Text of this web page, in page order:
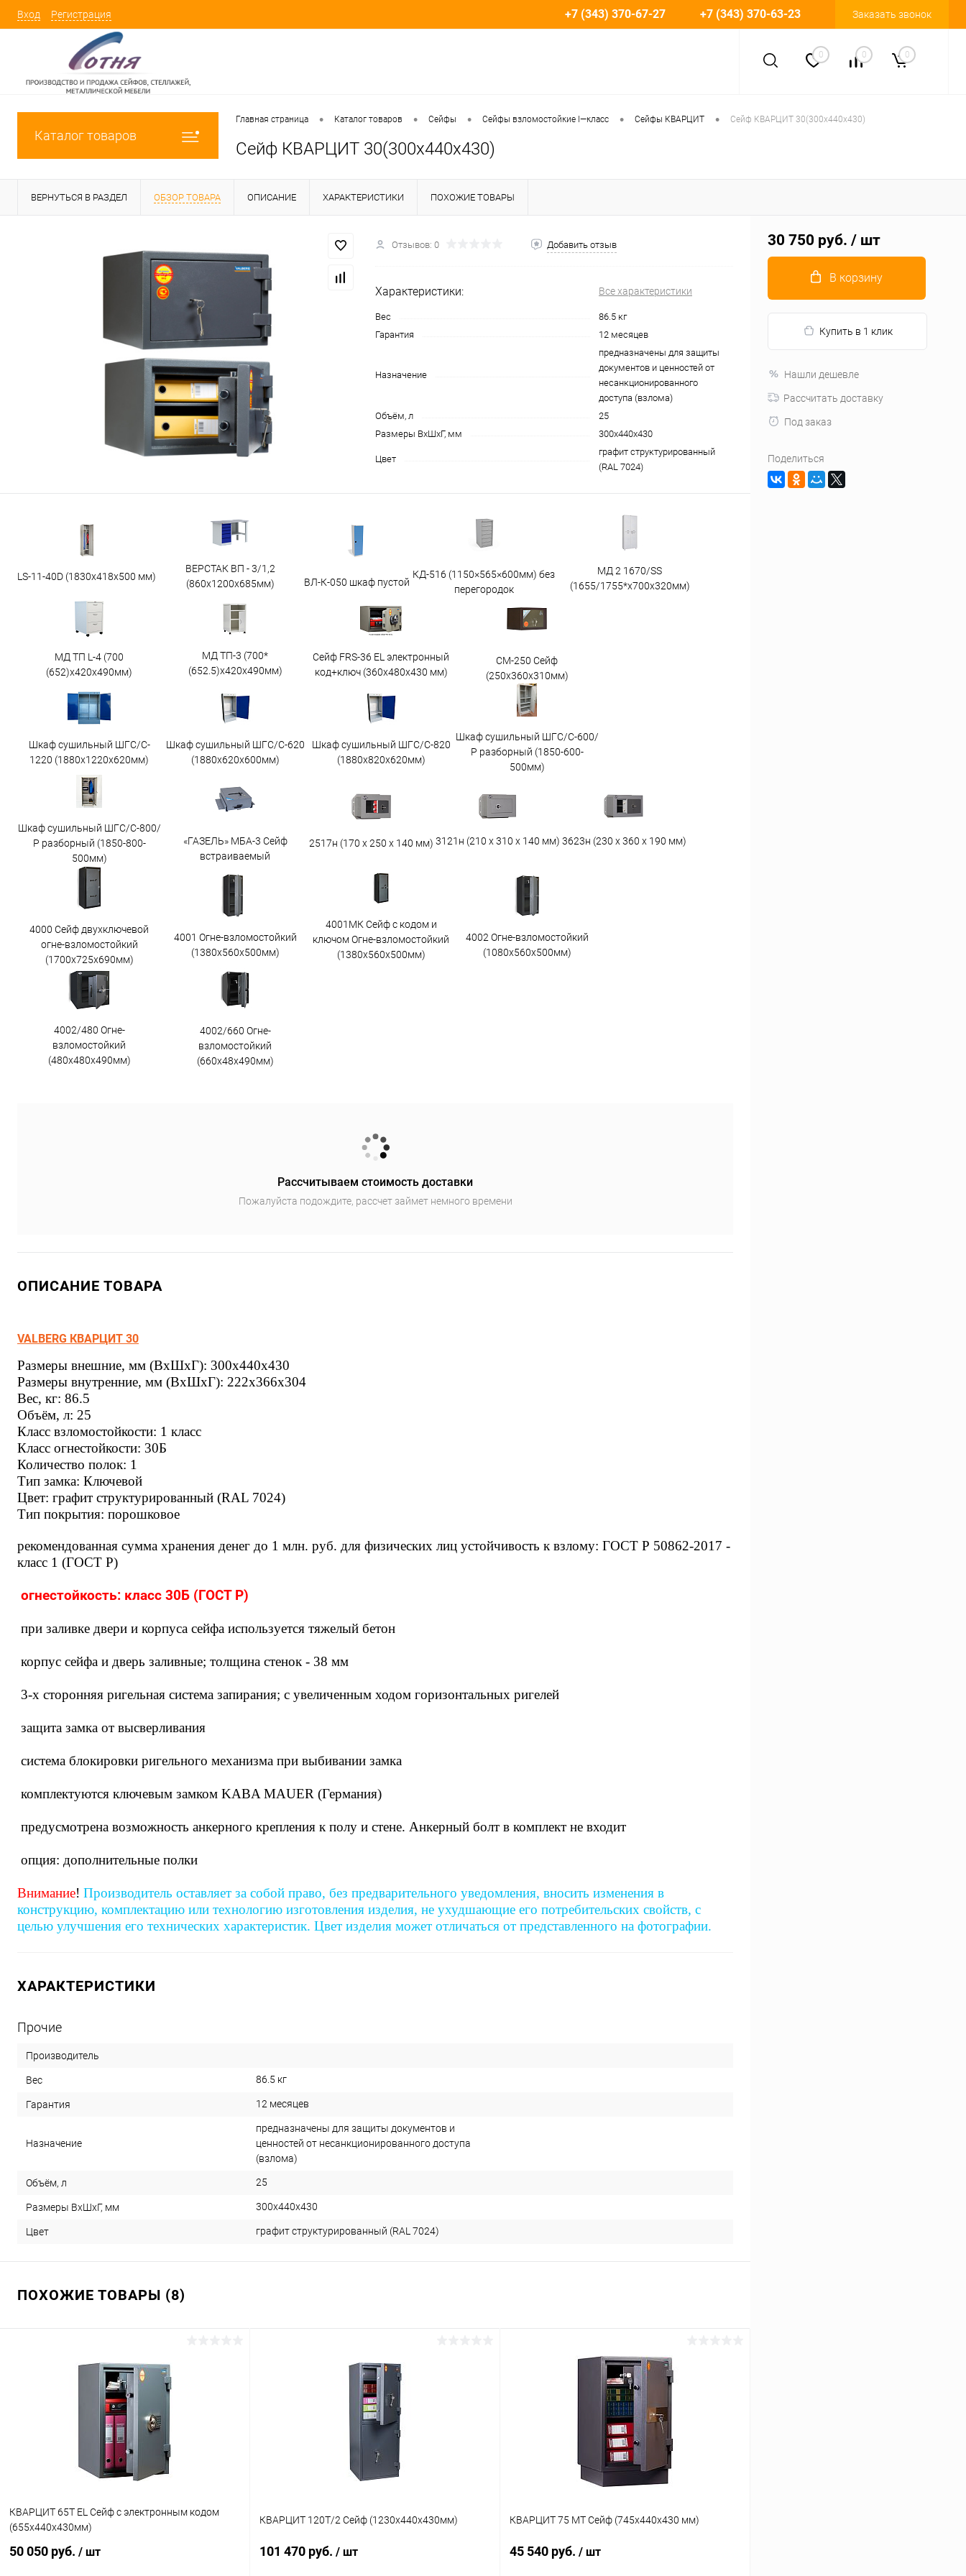
Вход Регистрация +7 (343) 370-67-27 +7 (343) 370-63-23 Заказать звонок
0 0 0
Каталог товаров
Главная страница • Каталог товаров • Сейфы • Сейфы взломостойкие I—класс • Сейфы КВАРЦИТ • Сейф КВАРЦИТ 30(300x440x430)
Сейф КВАРЦИТ 30(300x440x430)
ВЕРНУТЬСЯ В РАЗДЕЛ ОБЗОР ТОВАРА ОПИСАНИЕ ХАРАКТЕРИСТИКИ ПОХОЖИЕ ТОВАРЫ
Отзывов: 0 Добавить отзыв
Характеристики: Все характеристики
Вес
86.5 кг
Гарантия
12 месяцев
Назначение
предназначены для защиты
документов и ценностей от
несанкционированного
доступа (взлома)
Объём, л
25
Размеры ВхШхГ, мм
300x440x430
Цвет
графит структурированный
(RAL 7024)
LS-11-40D (1830x418x500 мм)
ВЕРСТАК ВП - 3/1,2
(860х1200х685мм)
ВЛ-К-050 шкаф пустой
КД-516 (1150×565×600мм) без
перегородок
МД 2 1670/SS
(1655/1755*x700x320мм)
МД ТП L-4 (700
(652)x420x490мм)
МД ТП-3 (700*
(652.5)x420x490мм)
Сейф FRS-36 EL электронный
код+ключ (360x480x430 мм)
СМ-250 Сейф
(250х360х310мм)
Шкаф сушильный ШГС/C-
1220 (1880x1220x620мм)
Шкаф сушильный ШГС/C-620
(1880x620x600мм)
Шкаф сушильный ШГС/C-820
(1880x820x620мм)
Шкаф сушильный ШГС/С-600/
Р разборный (1850-600-
500мм)
Шкаф сушильный ШГС/С-800/
Р разборный (1850-800-
500мм)
«ГАЗЕЛЬ» МБА-3 Сейф
встраиваемый
2517н (170 х 250 х 140 мм) 3121н (210 х 310 х 140 мм) 3623н (230 х 360 х 190 мм)
4000 Сейф двухключевой
огне-взломостойкий
(1700х725х690мм)
4001 Огне-взломостойкий
(1380х560х500мм)
4001МК Сейф с кодом и
ключом Огне-взломостойкий
(1380х560х500мм)
4002 Огне-взломостойкий
(1080х560х500мм)
4002/480 Огне-
взломостойкий
(480х480х490мм)
4002/660 Огне-
взломостойкий
(660х48х490мм)
Рассчитываем стоимость доставки
Пожалуйста подождите, рассчет займет немного времени
ОПИСАНИЕ ТОВАРА
VALBERG КВАРЦИТ 30
Размеры внешние, мм (ВхШхГ): 300x440x430
Размеры внутренние, мм (ВхШхГ): 222x366x304
Вес, кг: 86.5
Объём, л: 25
Класс взломостойкости: 1 класс
Класс огнестойкости: 30Б
Количество полок: 1
Тип замка: Ключевой
Цвет: графит структурированный (RAL 7024)
Тип покрытия: порошковое
рекомендованная сумма хранения денег до 1 млн. руб. для физических лиц устойчивость к взлому: ГОСТ Р 50862-2017 -
класс 1 (ГОСТ Р)
огнестойкость: класс 30Б (ГОСТ Р)
при заливке двери и корпуса сейфа используется тяжелый бетон
корпус сейфа и дверь заливные; толщина стенок - 38 мм
3-х сторонняя ригельная система запирания; с увеличенным ходом горизонтальных ригелей
защита замка от высверливания
система блокировки ригельного механизма при выбивании замка
комплектуются ключевым замком KABA MAUER (Германия)
предусмотрена возможность анкерного крепления к полу и стене. Анкерный болт в комплект не входит
опция: дополнительные полки
Внимание! Производитель оставляет за собой право, без предварительного уведомления, вносить изменения в
конструкцию, комплектацию или технологию изготовления изделия, не ухудшающие его потребительских свойств, с
целью улучшения его технических характеристик. Цвет изделия может отличаться от представленного на фотографии.
ХАРАКТЕРИСТИКИ
Прочие
Производитель
Вес 86.5 кг
Гарантия 12 месяцев
Назначение
предназначены для защиты документов и
ценностей от несанкционированного доступа
(взлома)
Объём, л 25
Размеры ВхШхГ, мм 300x440x430
Цвет графит структурированный (RAL 7024)
ПОХОЖИЕ ТОВАРЫ (8)
КВАРЦИТ 65Т EL Сейф с электронным кодом
(655x440x430мм)
50 050 руб. / шт
КВАРЦИТ 120Т/2 Сейф (1230x440x430мм)
101 470 руб. / шт
КВАРЦИТ 75 МТ Сейф (745x440x430 мм)
45 540 руб. / шт
30 750 руб. / шт
В корзину
Купить в 1 клик
Нашли дешевле
Рассчитать доставку
Под заказ
Поделиться